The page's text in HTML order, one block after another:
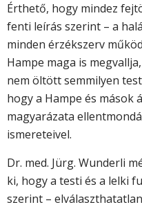
Érthető, hogy mindez
fenti leírás szerint – a
minden érzékszerv
Hampe maga is
nem öltött semmilyen
hogy a Hampe és mások
magyarázata
ismereteivel.
Dr. med. Jürg. Wunderli
ki, hogy a testi és a lelki
szerint –